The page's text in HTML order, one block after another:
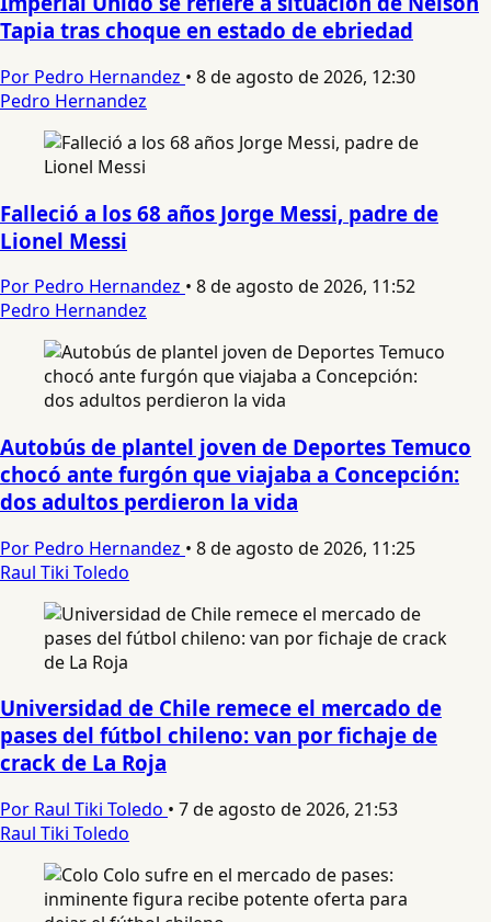
Tapia tras choque en estado de ebriedad
Por Pedro Hernandez • 8 de agosto de 2026, 12:30
Pedro Hernandez
Falleció a los 68 años Jorge Messi, padre de
Lionel Messi
Por Pedro Hernandez • 8 de agosto de 2026, 11:52
Pedro Hernandez
Autobús de plantel joven de Deportes Temuco
chocó ante furgón que viajaba a Concepción:
dos adultos perdieron la vida
Por Pedro Hernandez • 8 de agosto de 2026, 11:25
Raul Tiki Toledo
Universidad de Chile remece el mercado de
pases del fútbol chileno: van por fichaje de
crack de La Roja
Por Raul Tiki Toledo • 7 de agosto de 2026, 21:53
Raul Tiki Toledo